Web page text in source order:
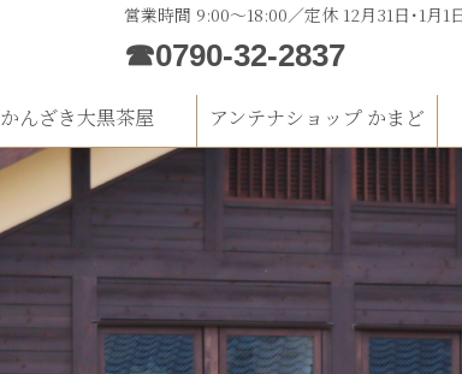
営業時間 9:00～18:00／定休 12月31日･1月
☎0790-32-2837
かんざき大黒茶屋 アンテナショップ かまど